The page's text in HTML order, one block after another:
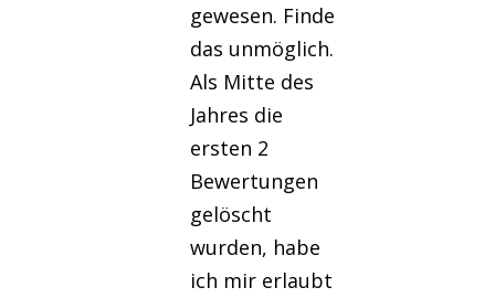
gewesen. Finde
das unmöglich.
Als Mitte des
Jahres die
ersten 2
Bewertungen
gelöscht
wurden, habe
ich mir erlaubt